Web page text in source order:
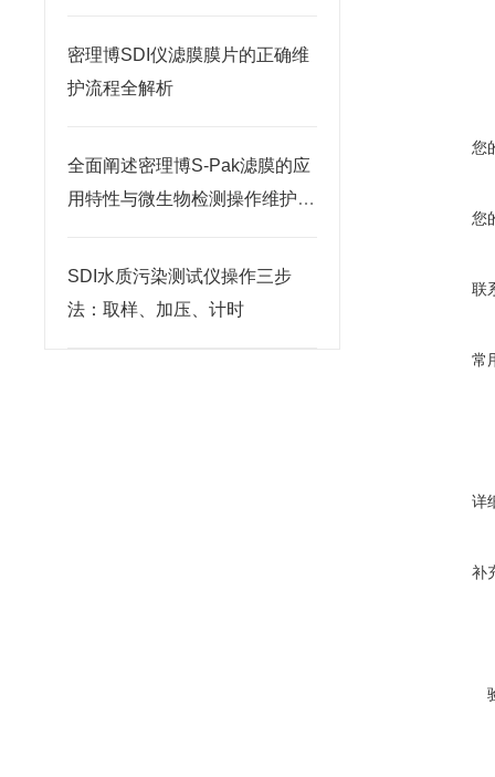
密理博SDI仪滤膜膜片的正确维
护流程全解析
全面阐述密理博S-Pak滤膜的应
用特性与微生物检测操作维护指
SDI水质污染测试仪操作三步
法：取样、加压、计时
您
您
联
常
详
补